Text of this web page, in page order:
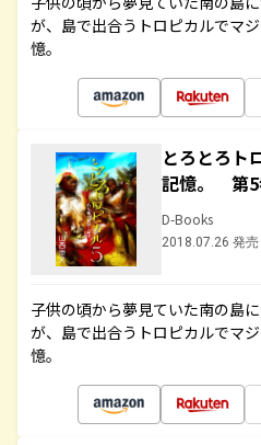
が、島で出合うトロピカルでマ
憶。
とろとろト
記憶。 第
D-Books
2018.07.26 発売
子供の頃から夢見ていた南の島
が、島で出合うトロピカルでマ
憶。